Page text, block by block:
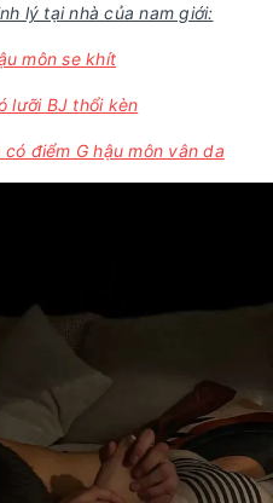
lý tại nhà của nam giới:
môn se khít
lưỡi BJ thổi kèn
điểm G hậu môn vân da